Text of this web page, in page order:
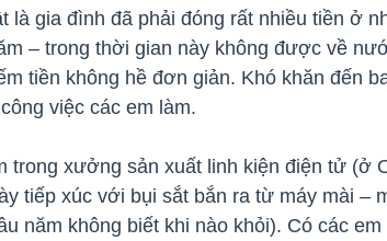
là gia đình đã phải đóng rất nhiều tiền ở
– trong thời gian này không được về
tiền không hề đơn giản. Khó khăn đến
việc các em làm.
trong xưởng sản xuất linh kiện điện tử (ở
tiếp xúc với bụi sắt bắn ra từ máy mài –
năm không biết khi nào khỏi). Có các